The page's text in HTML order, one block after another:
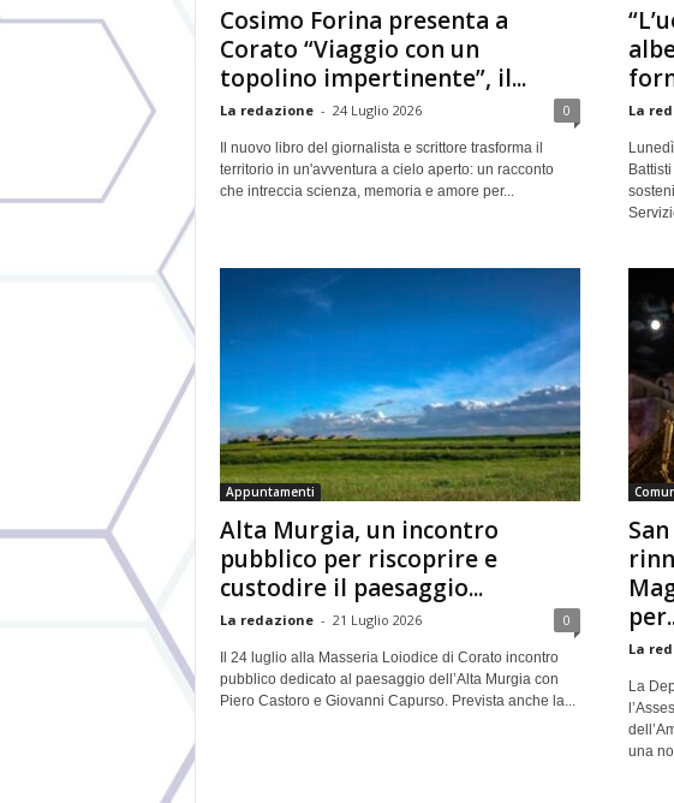
Cosimo Forina presenta a
Corato “Viaggio con un
topolino impertinente”, il...
La redazione - 24 Luglio 2026 0
Il nuovo libro del giornalista e scrittore trasforma il
territorio in un'avventura a cielo aperto: un racconto
che intreccia scienza, memoria e amore per...
La
Appuntamenti
Alta Murgia, un incontro
pubblico per riscoprire e
custodire il paesaggio...
La redazione - 21 Luglio 2026 0
Il 24 luglio alla Masseria Loiodice di Corato incontro
pubblico dedicato al paesaggio dell’Alta Murgia con
Piero Castoro e Giovanni Capurso. Prevista anche la...
La
La
una